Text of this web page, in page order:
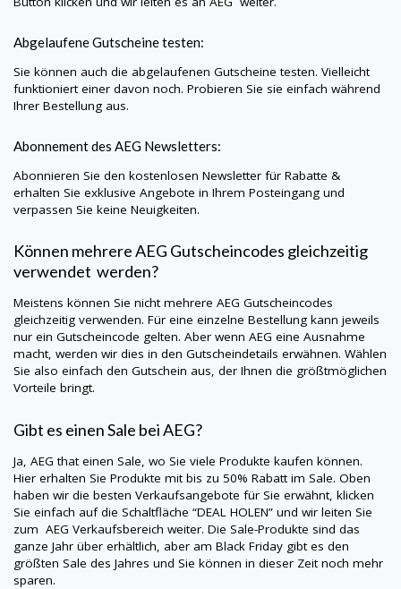
Abgelaufene Gutscheine testen:
Sie können auch die abgelaufenen Gutscheine testen. Vielleicht
funktioniert einer davon noch. Probieren Sie sie einfach während
Ihrer Bestellung aus.
Abonnement des AEG Newsletters:
Abonnieren Sie den kostenlosen Newsletter für Rabatte &
erhalten Sie exklusive Angebote in Ihrem Posteingang und
verpassen Sie keine Neuigkeiten.
Können mehrereAEG Gutscheincodes gleichzeitig
verwendet werden?
Meistens können Sie nicht mehrere AEG Gutscheincodes
gleichzeitig verwenden. Für eine einzelne Bestellung kann jeweils
nur ein Gutscheincode gelten. Aber wenn AEG eine Ausnahme
macht, werden wir dies in den Gutscheindetails erwähnen. Wählen
Sie also einfach den Gutschein aus, der Ihnen die größtmöglichen
Vorteile bringt.
Gibt es einen Sale beiAEG?
Ja, AEGthat einen Sale, wo Sie viele Produkte kaufen können.
Hier erhalten Sie Produkte mit bis zu 50% Rabatt im Sale. Oben
haben wir die besten Verkaufsangebote für Sie erwähnt, klicken
Sie einfach auf die Schaltfläche “DEAL HOLEN” und wir leiten Sie
zum AEG Verkaufsbereich weiter. Die Sale-Produkte sind das
ganze Jahr über erhältlich, aber am Black Friday gibt es den
größten Sale des Jahres und Sie können in dieser Zeit noch mehr
sparen.